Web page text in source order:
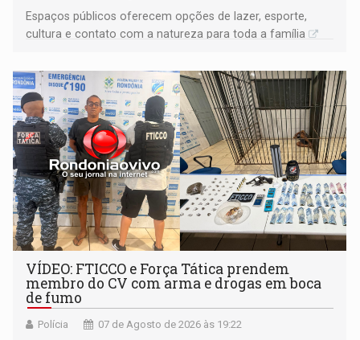
Espaços públicos oferecem opções de lazer, esporte,
cultura e contato com a natureza para toda a família
VÍDEO: FTICCO e Força Tática prendem
membro do CV com arma e drogas em boca
de fumo
Polícia 07 de Agosto de 2026 às 19:22